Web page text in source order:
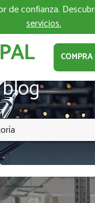
de confianza.
servicios.